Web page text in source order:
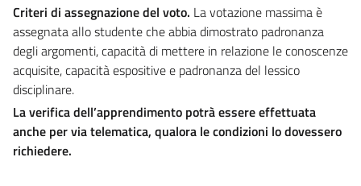
Criteri di assegnazione del voto. La votazione massima è
assegnata allo studente che abbia dimostrato padronanza
degli argomenti, capacità di mettere in relazione le conoscenze
acquisite, capacità espositive e padronanza del lessico
disciplinare.
La verifica dell’apprendimento potrà essere effettuata
anche per via telematica, qualora le condizioni lo dovessero
richiedere.